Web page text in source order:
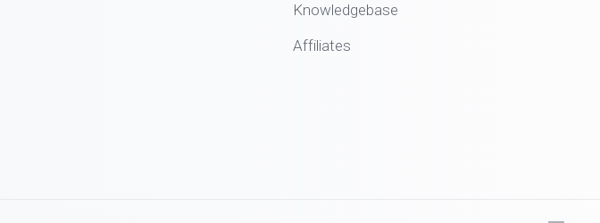
Knowledgebase
Affiliates